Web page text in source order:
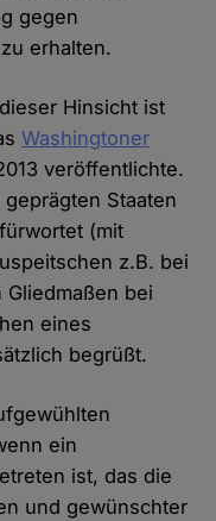
gegen
erhalten.
Hinsicht ist
Washingtoner
veröffentlichte.
Staaten
(mit
z.B. bei
Gliedmaßen bei
eines
begrüßt.
ein
ist, das die
und gewünschter